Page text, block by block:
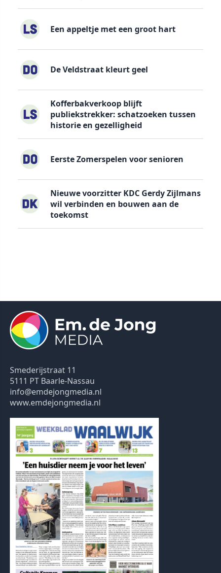
Een appeltje met een groot hart
De Veldstraat kleurt geel
Kofferbakverkoop blijft
publiekstrekker: schatzoeken tussen
historie en gezelligheid
Eerste Zomerspelen voor senioren
Nieuwe voorzitter KDC Gerdy Zijlmans
wil verbinden en bouwen aan de
toekomst
Smederijstraat 11
5111 PT Baarle-Nassau
info@emdejongmedia.nl
www.emdejongmedia.nl